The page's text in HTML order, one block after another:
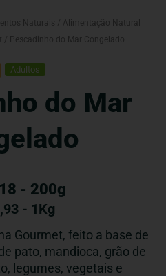
Naturais
Alimentação Natural
/ Pescadinho do Mar Congelado
Adultos
do Mar
- 200g
- 1Kg
Gourmet, feito a base de
pato, mandioca, grão de
legumes, vegetais e